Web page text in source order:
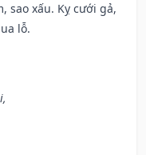
sao xấu. Kỵ cưới gả,
lỗ.